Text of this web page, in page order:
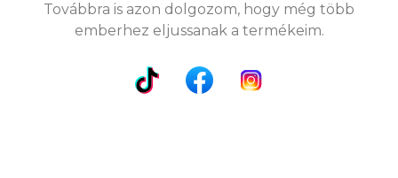
Továbbra is azon dolgozom, hogy még több
emberhez eljussanak a termékeim.